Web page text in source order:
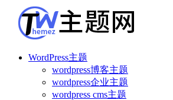
WordPress主题
wordpress博客主题
wordpress企业主题
wordpress cms主题